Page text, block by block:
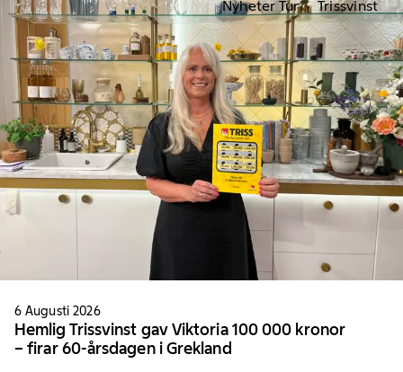
Nyheter Tur Trissvinst
6 Augusti 2026
Hemlig Trissvinst gav Viktoria 100 000 kronor
– firar 60-årsdagen i Grekland